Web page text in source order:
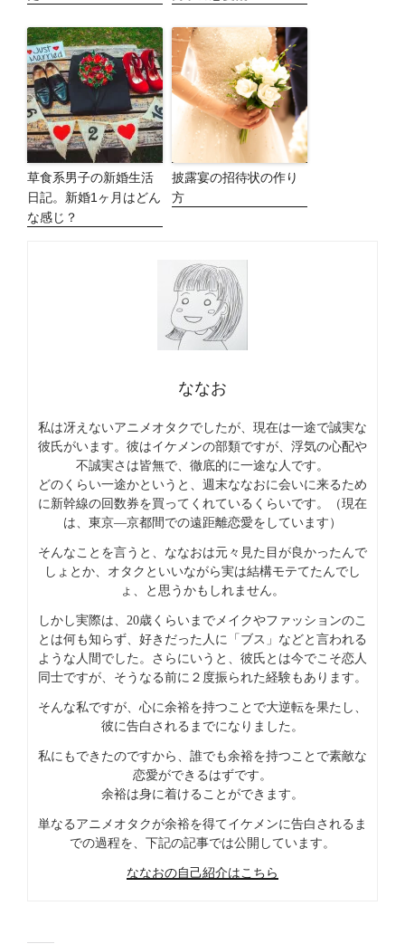
草食系男子の新婚生活
日記。新婚1ヶ月はどん
な感じ？
披露宴の招待状の作り
方
ななお
私は冴えないアニメオタクでしたが、現在は一途で誠実な
彼氏がいます。彼はイケメンの部類ですが、浮気の心配や
不誠実さは皆無で、徹底的に一途な人です。
どのくらい一途かというと、週末ななおに会いに来るため
に新幹線の回数券を買ってくれているくらいです。（現在
は、東京―京都間での遠距離恋愛をしています）
そんなことを言うと、ななおは元々見た目が良かったんで
しょとか、オタクといいながら実は結構モテてたんでし
ょ、と思うかもしれません。
しかし実際は、20歳くらいまでメイクやファッションのこ
とは何も知らず、好きだった人に「ブス」などと言われる
ような人間でした。さらにいうと、彼氏とは今でこそ恋人
同士ですが、そうなる前に２度振られた経験もあります。
そんな私ですが、心に余裕を持つことで大逆転を果たし、
彼に告白されるまでになりました。
私にもできたのですから、誰でも余裕を持つことで素敵な
恋愛ができるはずです。
余裕は身に着けることができます。
単なるアニメオタクが余裕を得てイケメンに告白されるま
での過程を、下記の記事では公開しています。
ななおの自己紹介はこちら